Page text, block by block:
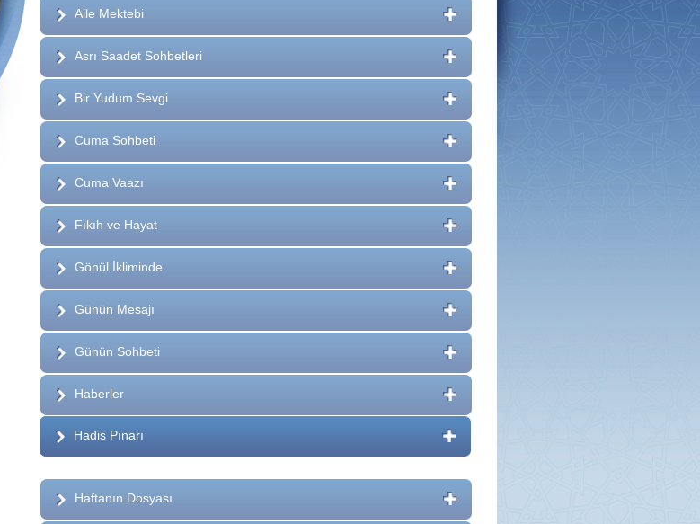
Aile Mektebi
Asrı Saadet Sohbetleri
Bir Yudum Sevgi
Cuma Sohbeti
Cuma Vaazı
Fıkıh ve Hayat
Gönül İkliminde
Günün Mesajı
Günün Sohbeti
Haberler
Hadis Pınarı
Haftanın Dosyası